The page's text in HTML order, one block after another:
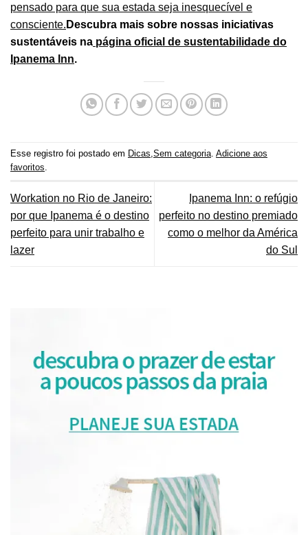
pensado para que sua estada seja inesquecível e
consciente. Descubra mais sobre nossas iniciativas
sustentáveis na página oficial de sustentabilidade do
Ipanema Inn.
Esse registro foi postado em Dicas Sem categoria Adicione aos
favoritos
Workation no Rio de Janeiro:
por que Ipanema é o destino
perfeito para unir trabalho e
lazer
Ipanema Inn: o refúgio
perfeito no destino premiado
como o melhor da América
do Sul